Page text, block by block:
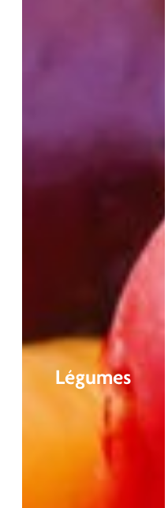
Légumes